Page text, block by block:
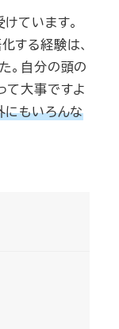
ています。
する経験は、
。自分の頭の
て大事ですよ
にもいろんな